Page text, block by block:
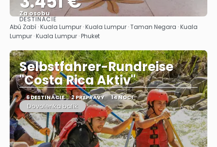
Za osobu
Pozrieť sa
DESTINÁCIE
Abú Zabí · Kuala Lumpur · Kuala Lumpur · Taman Negara · Kuala
Lumpur · Kuala Lumpur · Phuket
Selbstfahrer-Rundreise
"Costa Rica Aktiv"
6 DESTINÁCIE 2 PREPRAVY 14 NOCI
Dovolenka balík